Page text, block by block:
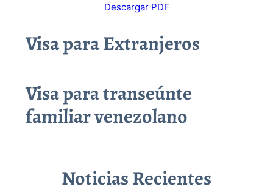
Descargar PDF
Visa para Extranjeros
Visa para transeúnte
familiar venezolano
Noticias Recientes